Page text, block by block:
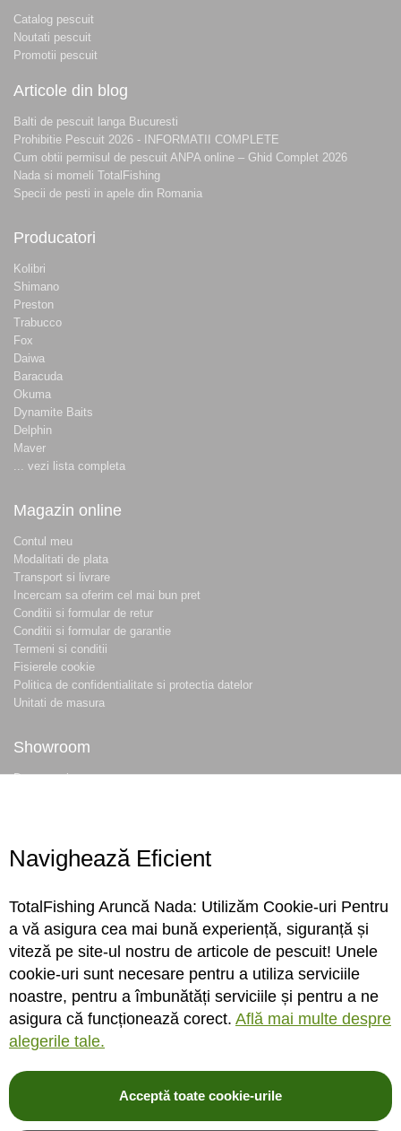
Catalog pescuit
Noutati pescuit
Promotii pescuit
Articole din blog
Balti de pescuit langa Bucuresti
Prohibitie Pescuit 2026 - INFORMATII COMPLETE
Cum obtii permisul de pescuit ANPA online – Ghid Complet 2026
Nada si momeli TotalFishing
Specii de pesti in apele din Romania
Producatori
Kolibri
Shimano
Preston
Trabucco
Fox
Daiwa
Baracuda
Okuma
Dynamite Baits
Delphin
Maver
... vezi lista completa
Magazin online
Contul meu
Modalitati de plata
Transport si livrare
Incercam sa oferim cel mai bun pret
Conditii si formular de retur
Conditii si formular de garantie
Termeni si conditii
Fisierele cookie
Politica de confidentialitate si protectia datelor
Unitati de masura
Showroom
Despre noi
Conecteaza-te
Sa ne cunoastem mai bine. Vino alaturi de noi pe reteaua ta preferata. Te
asteptam cu stiri, surprize, concursuri, premii ...
Navighează Eficient
TotalFishing Aruncă Nada: Utilizăm Cookie-uri Pentru
a vă asigura cea mai bună experiență, siguranță și
viteză pe site-ul nostru de articole de pescuit! Unele
cookie-uri sunt necesare pentru a utiliza serviciile
noastre, pentru a îmbunătăți serviciile și pentru a ne
asigura că funcționează corect. Află mai multe despre
alegerile tale.
Acceptă toate cookie-urile